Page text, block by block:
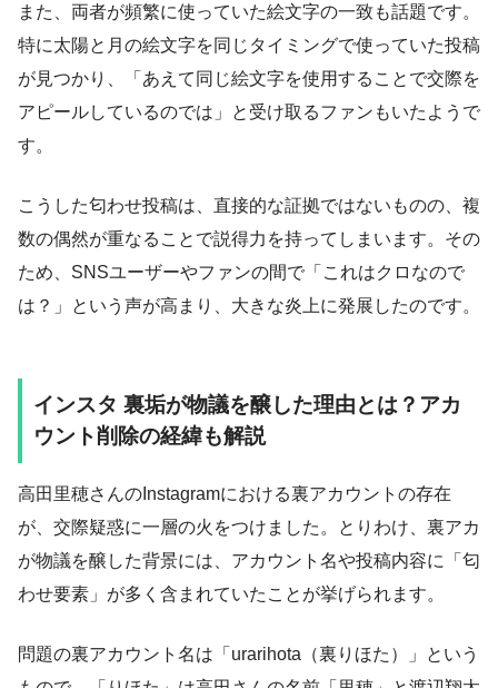
また、両者が頻繁に使っていた絵文字の一致も話題です。
特に太陽と月の絵文字を同じタイミングで使っていた投稿
が見つかり、「あえて同じ絵文字を使用することで交際を
アピールしているのでは」と受け取るファンもいたようで
す。
こうした匂わせ投稿は、直接的な証拠ではないものの、複
数の偶然が重なることで説得力を持ってしまいます。その
ため、SNSユーザーやファンの間で「これはクロなので
は？」という声が高まり、大きな炎上に発展したのです。
インスタ 裏垢が物議を醸した理由とは？アカ
ウント削除の経緯も解説
高田里穂さんのInstagramにおける裏アカウントの存在
が、交際疑惑に一層の火をつけました。とりわけ、裏アカ
が物議を醸した背景には、アカウント名や投稿内容に「匂
わせ要素」が多く含まれていたことが挙げられます。
問題の裏アカウント名は「urarihota（裏りほた）」という